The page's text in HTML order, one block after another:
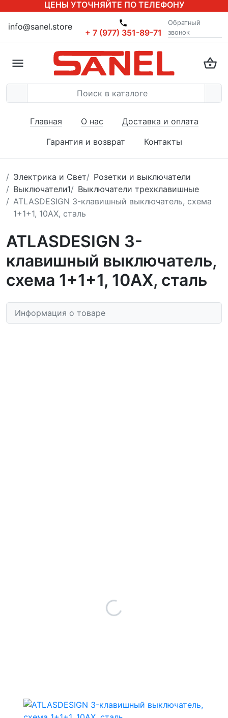
ЦЕНЫ УТОЧНЯЙТЕ ПО ТЕЛЕФОНУ
info@sanel.store
+ 7 (977) 351-89-71
Обратный
звонок
Главная О нас
Доставка и оплата
Гарантия и возврат
Контакты
Электрика и Свет
Розетки и выключатели
Выключатели1
Выключатели трехклавишные
ATLASDESIGN 3-клавишный выключатель, схема
1+1+1, 10АХ, сталь
ATLASDESIGN 3-
клавишный выключатель,
схема 1+1+1, 10АХ, сталь
Информация о товаре